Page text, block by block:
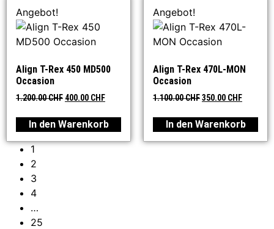
Angebot!
Align T-Rex 450 MD500
Occasion
1.200.00CHF 400.00 CHF
In den Warenkorb
Angebot!
Align T-Rex 470L-MON
Occasion
1.100.00CHF350.00 CHF
In den Warenkorb
1
2
3
4
…
25